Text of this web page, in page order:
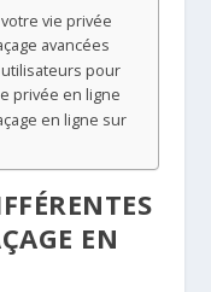
vie privée
avancées
pour
privée en ligne
en ligne sur
EN